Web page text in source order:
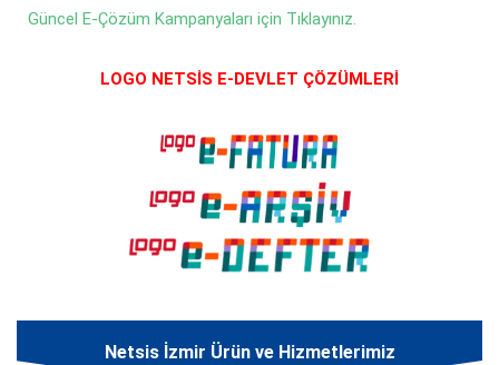
Güncel E-Çözüm Kampanyaları için Tıklayınız.
LOGO NETSİS E-DEVLET ÇÖZÜMLERİ
Netsis İzmir Ürün ve Hizmetlerimiz